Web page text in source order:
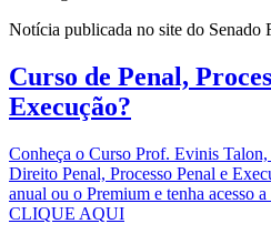
Notícia publicada no site do Senado
Curso de Penal,
Execução?
Conheça o Curso Prof. Evinis Talon,
Direito Penal, Processo Penal e
anual ou o Premium e tenha
CLIQUE AQUI